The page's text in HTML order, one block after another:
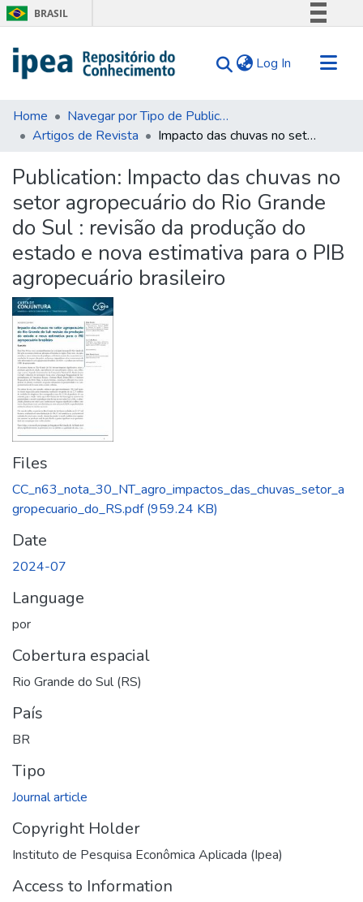
BRASIL
Comunica BR
Acesso à informação
Legislação
Log In (current)
Communities & Collections
Search for
Statistics
About Us
Home
Navegar por Tipo de Publicação
Artigos de Revista
Impacto das chuvas no setor agropecuário do Rio Grande do Sul : revisão da produção do estado e nova estimativa para o PIB agropecuário brasileiro
Publication: Impacto das chuvas no
setor agropecuário do Rio Grande
do Sul : revisão da produção do
estado e nova estimativa para o PIB
agropecuário brasileiro
Files
CC_n63_nota_30_NT_agro_impactos_das_chuvas_setor_a
gropecuario_do_RS.pdf(959.24 KB)
Date
2024-07
Language
por
Cobertura espacial
Rio Grande do Sul (RS)
País
BR
Tipo
Journal article
Copyright Holder
Instituto de Pesquisa Econômica Aplicada (Ipea)
Access to Information